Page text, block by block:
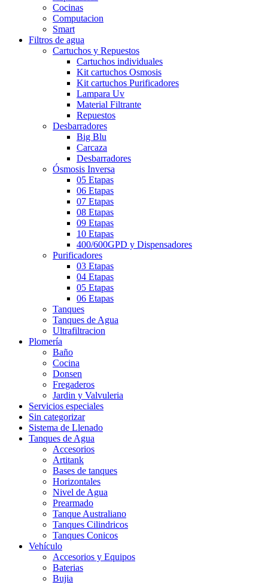
Cocinas
Computacion
Smart
Filtros de agua
Cartuchos y Repuestos
Cartuchos individuales
Kit cartuchos Osmosis
Kit cartuchos Purificadores
Lampara Uv
Material Filtrante
Repuestos
Desbarradores
Big Blu
Carcaza
Desbarradores
Ósmosis Inversa
05 Etapas
06 Etapas
07 Etapas
08 Etapas
09 Etapas
10 Etapas
400/600GPD y Dispensadores
Purificadores
03 Etapas
04 Etapas
05 Etapas
06 Etapas
Tanques
Tanques de Agua
Ultrafiltracion
Plomería
Baño
Cocina
Donsen
Fregaderos
Jardin y Valvuleria
Servicios especiales
Sin categorizar
Sistema de Llenado
Tanques de Agua
Accesorios
Artitank
Bases de tanques
Horizontales
Nivel de Agua
Prearmado
Tanque Australiano
Tanques Cilindricos
Tanques Conicos
Vehículo
Accesorios y Equipos
Baterias
Bujia